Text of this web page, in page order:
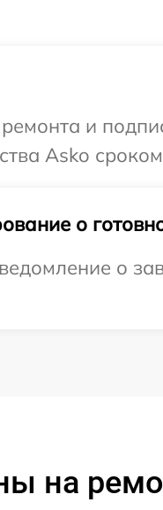
и
Asko
о
о
на